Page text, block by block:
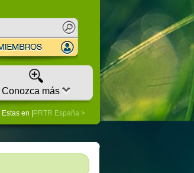
Conozca más
Estas en | PRTR España